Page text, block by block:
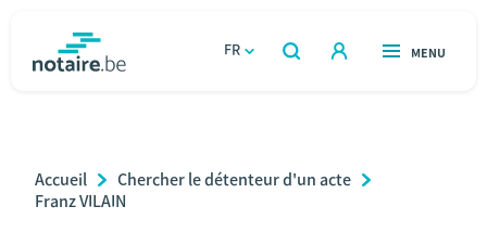
FR
OUVERT
RECHERCHER
OUVERT
MENU
Relations et vivre ensemble
Breadcrumb
Accueil
Chercher le détenteur d'un acte
Franz VILAIN